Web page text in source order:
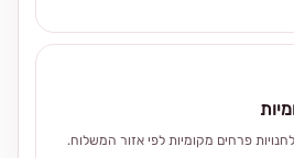
פרחים מקומיות לפי אזור המשלוח.